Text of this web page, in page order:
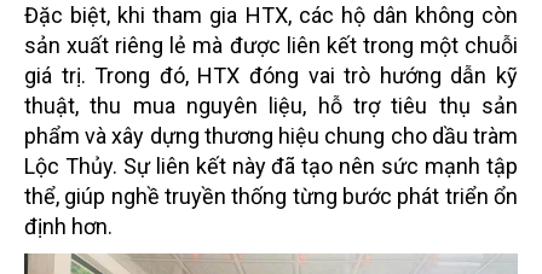
Đặc biệt, khi tham gia HTX, các hộ dân không còn
sản xuất riêng lẻ mà được liên kết trong một chuỗi
giá trị. Trong đó, HTX đóng vai trò hướng dẫn kỹ
thuật, thu mua nguyên liệu, hỗ trợ tiêu thụ sản
phẩm và xây dựng thương hiệu chung cho dầu tràm
Lộc Thủy. Sự liên kết này đã tạo nên sức mạnh tập
thể, giúp nghề truyền thống từng bước phát triển ổn
định hơn.